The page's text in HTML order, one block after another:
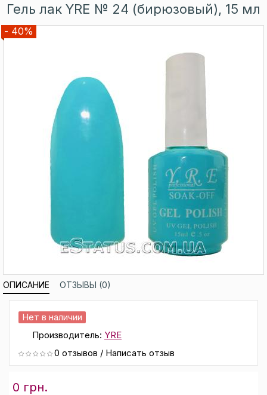
Гель лак YRE № 24 (бирюзовый), 15 мл
- 40%
ОПИСАНИЕ ОТЗЫВЫ (0)
Нет в наличии
Производитель: YRE
0 отзывов / Написать отзыв
0 грн.